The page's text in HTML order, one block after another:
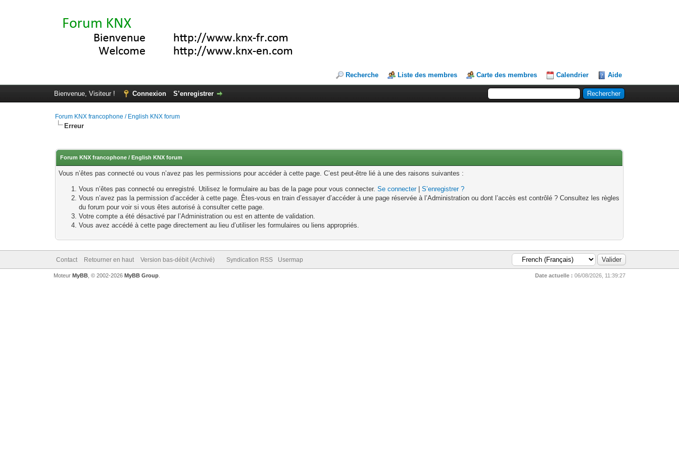
Recherche Liste des membres Carte des membres Calendrier Aide
Bienvenue, Visiteur ! Connexion S’enregistrer
Forum KNX francophone / English KNX forum
Erreur
Forum KNX francophone / English KNX forum
Vous n’êtes pas connecté ou vous n’avez pas les permissions pour accéder à cette page. C’est peut-être lié à une des raisons suivantes :
Vous n’êtes pas connecté ou enregistré. Utilisez le formulaire au bas de la page pour vous connecter.Se connecter|S’enregistrer ?
Vous n’avez pas la permission d’accéder à cette page. Êtes-vous en train d’essayer d’accéder à une page réservée à l’Administration ou dont l’accès est contrôlé ? Consultez les règles
du forum pour voir si vous êtes autorisé à consulter cette page.
Votre compte a été désactivé par l’Administration ou est en attente de validation.
Vous avez accédé à cette page directement au lieu d’utiliser les formulaires ou liens appropriés.
Contact Retourner en haut Version bas-débit (Archivé) Syndication RSS Usermap
Date actuelle : 06/08/2026, 11:39:27
Moteur MyBB, © 2002-2026 MyBB Group.